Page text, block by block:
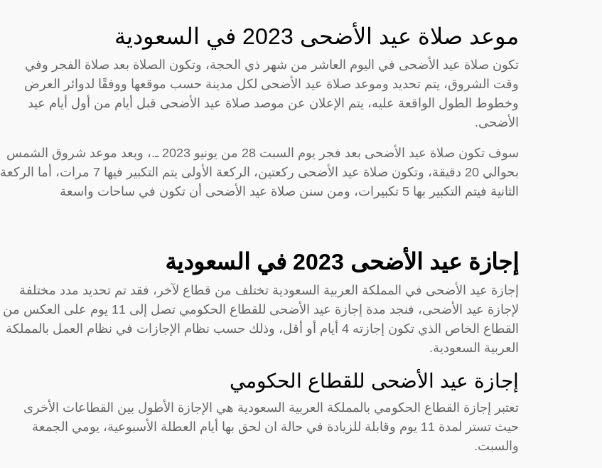
موعد صلاة عيد الأضحى 2023 في السعودية
تكون صلاة عيد الأضحى في اليوم العاشر من شهر ذي الحجة، وتكون الصلاة بعد صلاة الفجر وفي
وقت الشروق، يتم تحديد وموعد صلاة عيد الأضحى لكل مدينة حسب موقعها ووفقًا لدوائر العرض
وخطوط الطول الواقعة عليه، يتم الإعلان عن موصد صلاة عيد الأضحى قبل أيام من أول أيام عيد
الأضحى.
سوف تكون صلاة عيد الأضحى بعد فجر يوم السبت 28 من يونيو 2023 ـ.، وبعد موعد شروق الشمس
بحوالي 20 دقيقة، وتكون صلاة عيد الأضحى ركعتين، الركعة الأولى يتم التكبير فيها 7 مرات، أما الركعة
الثانية فيتم التكبير بها 5 تكبيرات، ومن سنن صلاة عيد الأضحى أن تكون في ساحات واسعة
إجازة عيد الأضحى 2023 في السعودية
إجازة عيد الأضحى في المملكة العربية السعودية تختلف من قطاع لآخر، فقد تم تحديد مدد مختلفة
لإجازة عيد الأضحى، فنجد مدة إجازة عيد الأضحى للقطاع الحكومي تصل إلى 11 يوم على العكس من
القطاع الخاص الذي تكون إجازته 4 أيام أو أقل، وذلك حسب نظام الإجازات في نظام العمل بالمملكة
العربية السعودية.
إجازة عيد الأضحى للقطاع الحكومي
تعتبر إجازة القطاع الحكومي بالمملكة العربية السعودية هي الإجازة الأطول بين القطاعات الأخرى
حيث تستر لمدة 11 يوم وقابلة للزيادة في حالة ان لحق بها أيام العطلة الأسبوعية، يومي الجمعة
والسبت.